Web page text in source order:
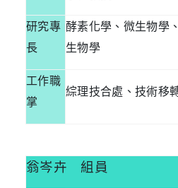
研究專
長
酵素化學、微生物學
生物學
工作職
掌
綜理技合處、技術移
翁岑卉 組員